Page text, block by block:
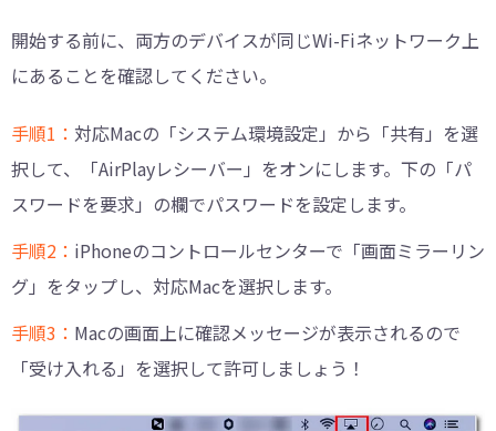
開始する前に、両方のデバイスが同じWi-Fiネットワーク上
にあることを確認してください。
手順1： 対応Macの「システム環境設定」から「共有」を選
択して、「AirPlayレシーバー」をオンにします。下の「パ
スワードを要求」の欄でパスワードを設定します。
手順2： iPhoneのコントロールセンターで「画面ミラーリン
グ」をタップし、対応Macを選択します。
手順3： Macの画面上に確認メッセージが表示されるので
「受け入れる」を選択して許可しましょう！